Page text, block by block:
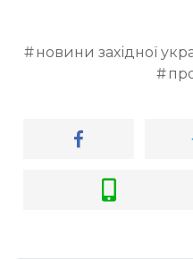
новини західної